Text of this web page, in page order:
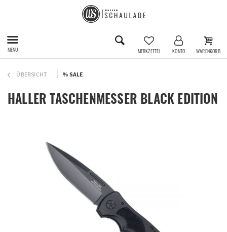
MENÜ MERKZETTEL KONTO WARENKORB
ÜBERSICHT % SALE
HALLER TASCHENMESSER BLACK EDITION